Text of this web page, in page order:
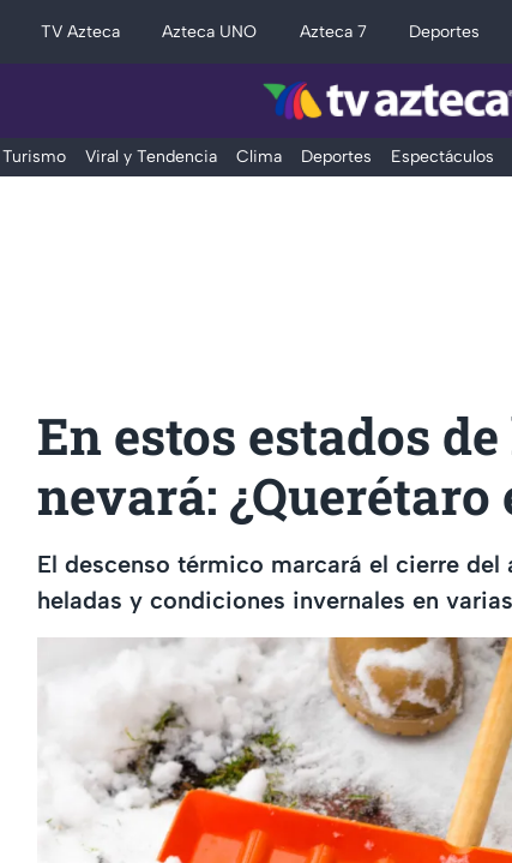
TV Azteca Azteca UNO Azteca 7 Deportes
Turismo Viral y Tendencia Clima Deportes Espectáculos
En estos estados
nevará:
El descenso térmico marcará el cierre del
heladas y condiciones invernales en